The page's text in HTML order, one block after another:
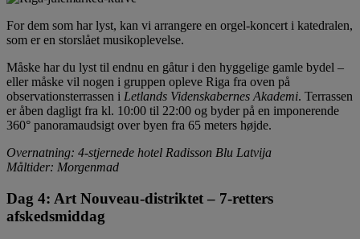
For dem som har lyst, kan vi arrangere en orgel-koncert i katedralen,
som er en storslået musikoplevelse.
Måske har du lyst til endnu en gåtur i den hyggelige gamle bydel –
eller måske vil nogen i gruppen opleve Riga fra oven på
observationsterrassen i Letlands Videnskabernes Akademi. Terrassen
er åben dagligt fra kl. 10:00 til 22:00 og byder på en imponerende
360° panoramaudsigt over byen fra 65 meters højde.
Overnatning: 4-stjernede hotel Radisson Blu Latvija
Måltider: Morgenmad
Dag 4: Art Nouveau-distriktet – 7-retters
afskedsmiddag